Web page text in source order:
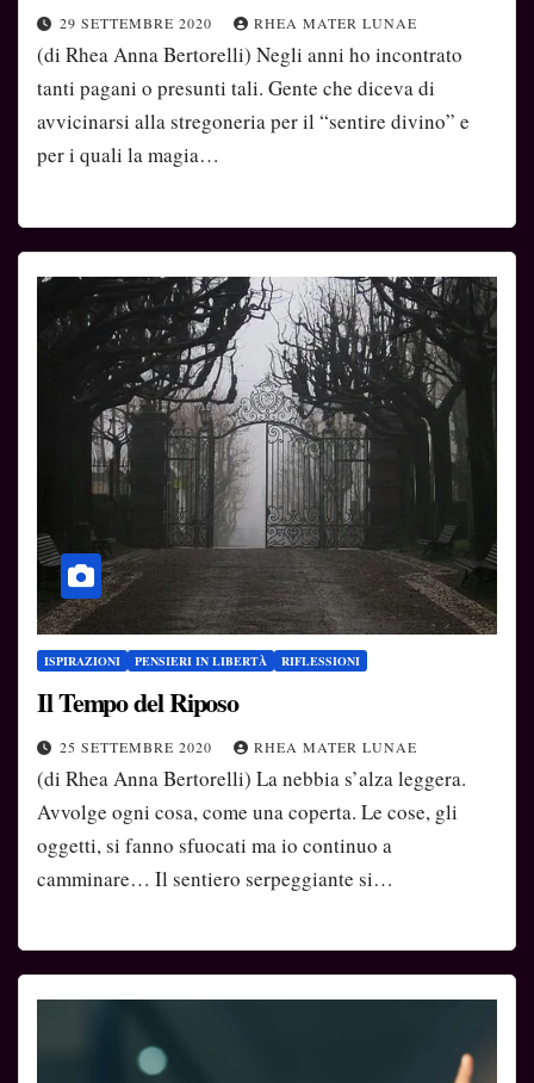
29 SETTEMBRE 2020 RHEA MATER LUNAE
(di Rhea Anna Bertorelli) Negli anni ho incontrato
tanti pagani o presunti tali. Gente che diceva di
avvicinarsi alla stregoneria per il “sentire divino” e
per i quali la magia…
ISPIRAZIONI PENSIERI IN LIBERTÀ RIFLESSIONI
Il Tempo del Riposo
25 SETTEMBRE 2020 RHEA MATER LUNAE
(di Rhea Anna Bertorelli) La nebbia s’alza leggera.
Avvolge ogni cosa, come una coperta. Le cose, gli
oggetti, si fanno sfuocati ma io continuo a
camminare… Il sentiero serpeggiante si…